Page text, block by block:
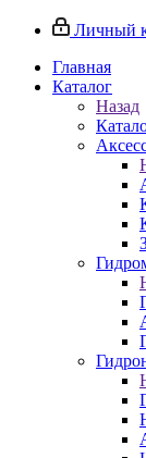
Личный
Главная
Каталог
Назад